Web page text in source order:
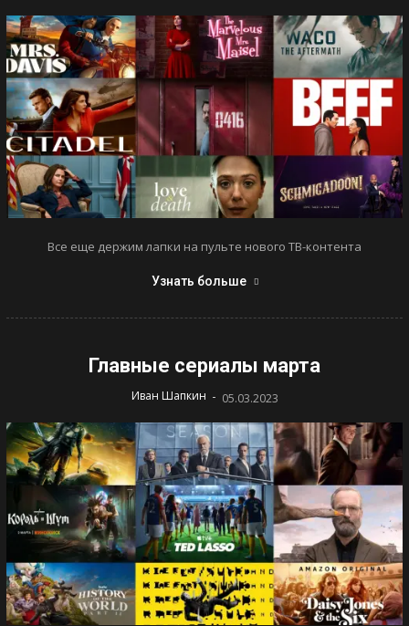
Все еще держим лапки на пульте нового ТВ-контента
Узнать больше
Главные сериалы марта
Иван Шапкин - 05.03.2023